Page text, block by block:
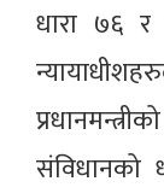
धारा ७६
संविधानको